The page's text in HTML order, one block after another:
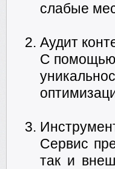
слабые
Аудит
С помощью
Сервис
так и